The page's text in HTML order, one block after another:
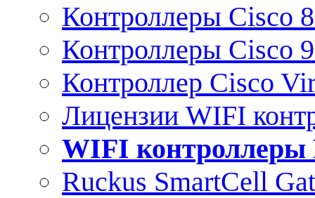
Контроллеры Cisco
Контроллеры Cisco
Контроллер Cisco
Лицензии WIFI
WIFI контроллеры
Ruckus SmartCell